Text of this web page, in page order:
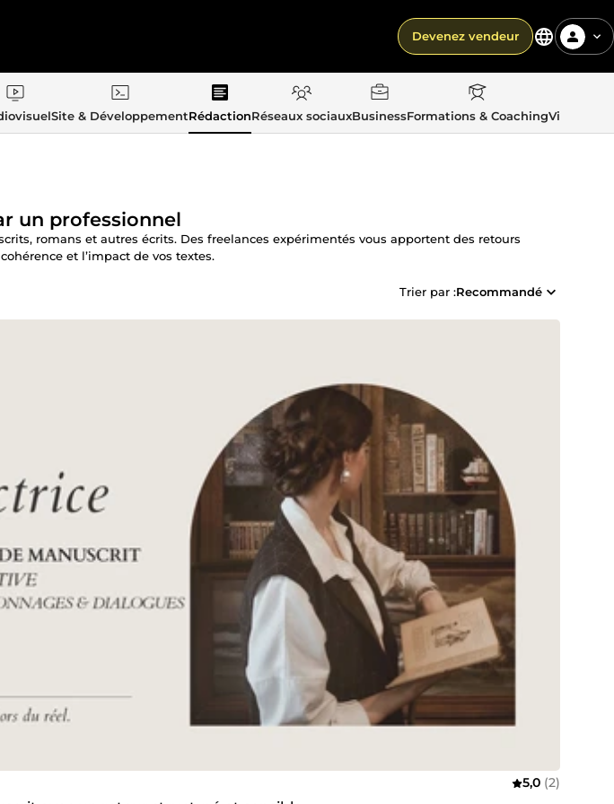
Devenez vendeur
Site & DéveloppementRédactionRéseaux sociauxBusinessFormations & CoachingVie
un professionnel
romans et autres écrits. Des freelances expérimentés vous apportent des retours
et l’impact de vos textes.
Trier par :Recommandé
5,0 (2)